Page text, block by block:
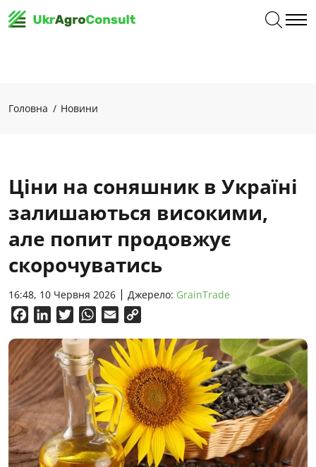
Головна Новини
Ціни на соняшник в Україні
залишаються високими,
але попит продовжує
скорочуватись
16:48, 10 Червня 2026 Джерело: GrainTrade
FacebookLinkedInTwitterWhatsApp
Email